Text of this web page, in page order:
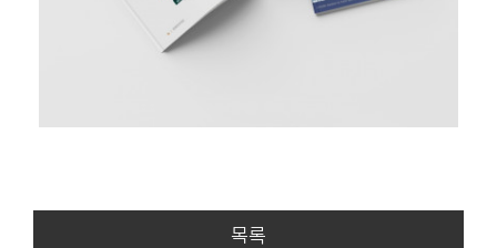
목록